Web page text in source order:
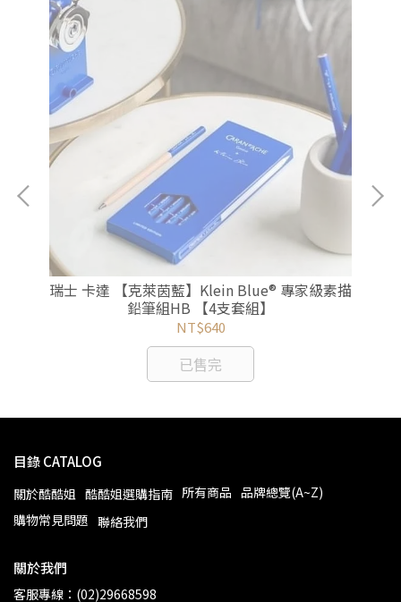
瑞士 卡達 【克萊茵藍】Klein Blue® 專家級素描
鉛筆組HB 【4支套組】
NT$640
已售完
性
目錄 CATALOG
關於酷酷姐 酷酷姐選購指南 所有商品 品牌總覽(A~Z)
購物常見問題 聯絡我們
關於我們
客服專線：(02)29668598